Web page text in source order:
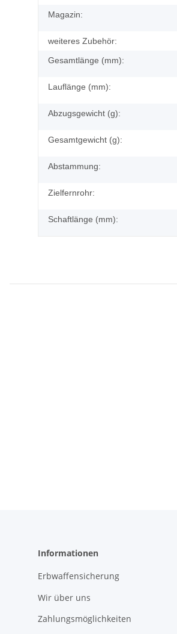
Magazin:
weiteres Zubehör:
Gesamtlänge (mm):
Lauflänge (mm):
Abzugsgewicht (g):
Gesamtgewicht (g):
Abstammung:
Zielfernrohr:
Schaftlänge (mm):
Informationen
Erbwaffensicherung
Wir über uns
Zahlungsmöglichkeiten